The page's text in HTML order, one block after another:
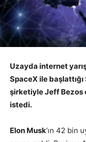
Uzayda internet
SpaceX ile
şirketiyle Jeff Bezos
istedi.
Elon Musk‘ın 42 bin